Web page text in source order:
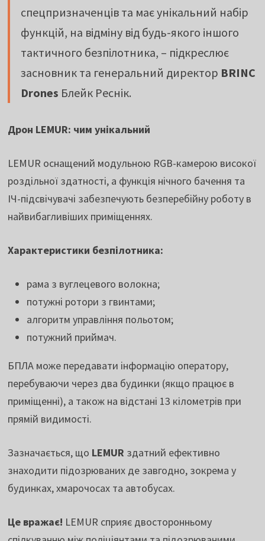
спецпризначенців та має унікальний набір
функцій, на відміну від будь-якого іншого
тактичного безпілотника, – підкреслює
засновник та генеральний директор BRINC
Drones Блейк Реснік.
Дрон LEMUR: чим унікальний
LEMUR оснащений модульною RGB-камерою високої
роздільної здатності, а функція нічного бачення та
ІЧ-підсвічувачі забезпечують безперебійну роботу в
найвибагливіших приміщеннях.
Характеристики безпілотника:
рама з вуглецевого волокна;
потужні ротори з гвинтами;
алгоритм управління польотом;
потужний приймач.
БПЛА може передавати інформацію оператору,
перебуваючи через два будинки (якщо працює в
приміщенні), а також на відстані 13 кілометрів при
прямій видимості.
Зазначається, що LEMUR здатний ефективно
знаходити підозрюваних де завгодно, зокрема у
будинках, хмарочосах та автобусах.
Це вражає! LEMUR сприяє двосторонньому